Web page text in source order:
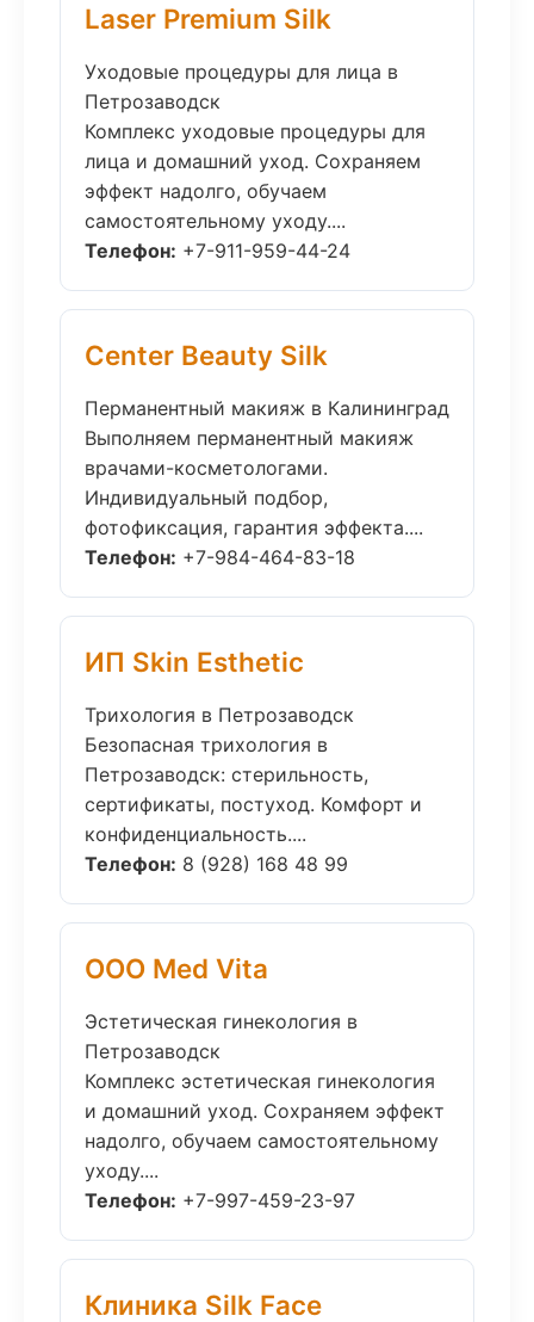
Laser Premium Silk
Уходовые процедуры для лица в
Петрозаводск
Комплекс уходовые процедуры для
лица и домашний уход. Сохраняем
эффект надолго, обучаем
самостоятельному уходу....
Телефон: +7-911-959-44-24
Center Beauty Silk
Перманентный макияж в Калининград
Выполняем перманентный макияж
врачами-косметологами.
Индивидуальный подбор,
фотофиксация, гарантия эффекта....
Телефон: +7-984-464-83-18
ИП Skin Esthetic
Трихология в Петрозаводск
Безопасная трихология в
Петрозаводск: стерильность,
сертификаты, постуход. Комфорт и
конфиденциальность....
Телефон: 8 (928) 168 48 99
ООО Med Vita
Эстетическая гинекология в
Петрозаводск
Комплекс эстетическая гинекология
и домашний уход. Сохраняем эффект
надолго, обучаем самостоятельному
уходу....
Телефон: +7-997-459-23-97
Клиника Silk Face